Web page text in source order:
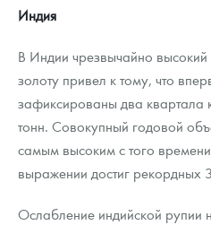
Индия
В Индии чрезвычайно высокий
золоту привел к тому, что
зафиксированы два квартала
тонн. Совокупный годовой
самым высоким с того
выражении достиг рекордных
Ослабление индийской рупии